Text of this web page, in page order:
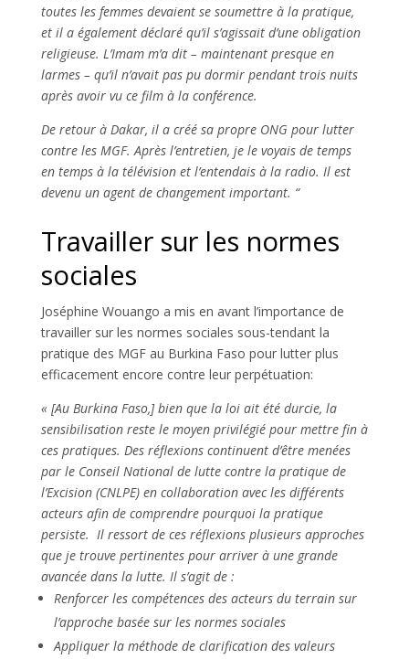
toutes les femmes devaient se soumettre à la pratique,
et il a également déclaré qu’il s’agissait d’une obligation
religieuse. L’Imam m’a dit – maintenant presque en
larmes – qu’il n’avait pas pu dormir pendant trois nuits
après avoir vu ce film à la conférence.
De retour à Dakar, il a créé sa propre ONG pour lutter
contre les MGF. Après l’entretien, je le voyais de temps
en temps à la télévision et l’entendais à la radio. Il est
devenu un agent de changement important. “
Travailler sur les normes
sociales
Joséphine Wouango a mis en avant l’importance de
travailler sur les normes sociales sous-tendant la
pratique des MGF au Burkina Faso pour lutter plus
efficacement encore contre leur perpétuation:
« [Au Burkina Faso,] bien que la loi ait été durcie, la
sensibilisation reste le moyen privilégié pour mettre fin à
ces pratiques. Des réflexions continuent d’être menées
par le Conseil National de lutte contre la pratique de
l’Excision (CNLPE) en collaboration avec les différents
acteurs afin de comprendre pourquoi la pratique
persiste. Il ressort de ces réflexions plusieurs approches
que je trouve pertinentes pour arriver à une grande
avancée dans la lutte. Il s’agit de :
Renforcer les compétences des acteurs du terrain sur
l’approche basée sur les normes sociales
Appliquer la méthode de clarification des valeurs